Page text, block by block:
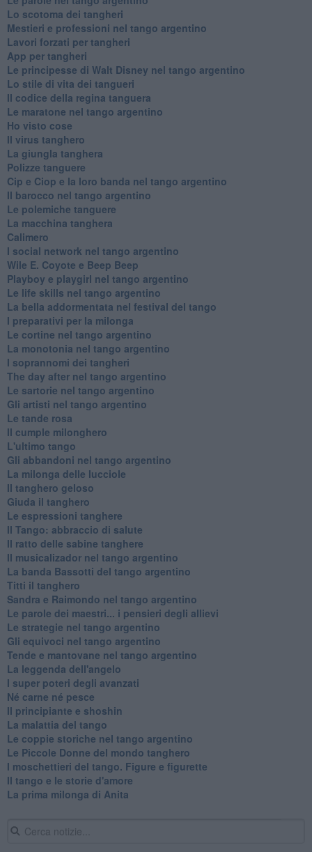
Lo scotoma dei tangheri
Mestieri e professioni nel tango argentino
Lavori forzati per tangheri
App per tangheri
Le principesse di Walt Disney nel tango argentino
Lo stile di vita dei tangueri
Il codice della regina tanguera
Le maratone nel tango argentino
Ho visto cose
Il virus tanghero
La giungla tanghera
Polizze tanguere
Cip e Ciop e la loro banda nel tango argentino
Il barocco nel tango argentino
Le polemiche tanguere
La macchina tanghera
Calimero
​I social network nel tango argentino
Wile E. Coyote e Beep Beep
Playboy e playgirl nel tango argentino
Le life skills nel tango argentino
La bella addormentata nel festival del tango
I preparativi per la milonga
Le cortine nel tango argentino
La monotonia nel tango argentino
I soprannomi dei tangheri
The day after nel tango argentino
Le sartorie nel tango argentino
Gli artisti nel tango argentino
Le tande rosa
Il cumple milonghero
L'ultimo tango
Gli abbandoni nel tango argentino
La milonga delle lucciole
Il tanghero geloso
Giuda il tanghero
Le espressioni tanghere
Il Tango: abbraccio di salute
Il ratto delle sabine tanghere
Il musicalizador nel tango argentino
La banda Bassotti del tango argentino
Titti il tanghero
Sandra e Raimondo nel tango argentino
Le parole dei maestri... i pensieri degli allievi
Le strategie nel tango argentino
Gli equivoci nel tango argentino
Tende e mantovane nel tango argentino
La leggenda dell'angelo
I super poteri degli avanzati
​Né carne né pesce
Il principiante e shoshin
La malattia del tango
Le coppie storiche nel tango argentino
​Le Piccole Donne del mondo tanghero
I moschettieri del tango. Figure e figurette
Il tango e le storie d'amore
​La prima milonga di Anita